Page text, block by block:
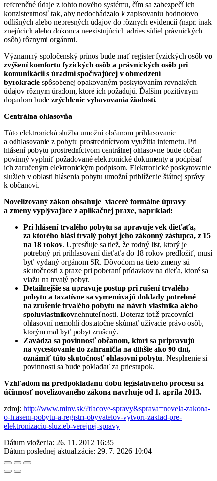
referenčné údaje z tohto nového systému, čím sa zabezpečí ich
konzistentnosť tak, aby nedochádzalo k zapisovaniu hodnotovo
odlišných alebo nepresných údajov do rôznych evidencií (napr. inak
znejúcich alebo dokonca neexistujúcich adries sídiel právnických
osôb) rôznymi orgánmi.
Významný spoločenský prínos bude mať register fyzických osôb vo
zvýšení komfortu fyzických osôb a právnických osôb pri
komunikácii s úradmi spočívajúcej v obmedzení
byrokracie spôsobenej opakovaným poskytovaním rovnakých
údajov rôznym úradom, ktoré ich požadujú. Ďalším pozitívnym
dopadom bude zrýchlenie vybavovania žiadostí.
Centrálna ohlasovňa
Táto elektronická služba umožní občanom prihlasovanie
a odhlasovanie z pobytu prostredníctvom využitia internetu. Pri
hlásení pobytu prostredníctvom centrálnej ohlasovne bude občan
povinný vyplniť požadované elektronické dokumenty a podpísať
ich zaručeným elektronickým podpisom. Elektronické poskytovanie
služieb v oblasti hlásenia pobytu umožní priblíženie štátnej správy
k občanovi.
Novelizovaný zákon obsahuje viaceré formálne úpravy
a zmeny vyplývajúce z aplikačnej praxe, napríklad:
Pri hlásení trvalého pobytu sa upravuje vek dieťaťa,
za ktorého hlási trvalý pobyt jeho zákonný zástupca, z 15
na 18 rokov. Upresňuje sa tiež, že rodný list, ktorý je
potrebný pri prihlasovaní dieťaťa do 18 rokov predložiť, musí
byť vydaný orgánom SR. Dôvodom na tieto zmeny sú
skutočnosti z praxe pri poberaní prídavkov na dieťa, ktoré sa
viažu na trvalý pobyt.
Detailnejšie sa upravuje postup pri rušení trvalého
pobytu a taxatívne sa vymenúvajú doklady potrebné
na zrušenie trvalého pobytu na návrh vlastníka alebo
spoluvlastníkovnehnuteľnosti. Doteraz totiž pracovníci
ohlasovní nemohli dostatočne skúmať užívacie právo osôb,
ktorým mal byť pobyt zrušený.
Zavádza sa povinnosť občanom, ktorí sa pripravujú
na vycestovanie do zahraničia na dlhšie ako 90 dní,
oznámiť túto skutočnosť ohlasovni pobytu. Nesplnenie si
povinnosti sa bude pokladať za priestupok.
Vzhľadom na predpokladanú dobu legislatívneho procesu sa
účinnosť novelizovaného zákona navrhuje od 1. apríla 2013.
zdroj: http://www.minv.sk/?tlacove-spravy&sprava=novela-zakona-
o-hlaseni-pobytu-a-registri-obyvatelov-vytvori-zaklad-pre-
elektronizaciu-sluzieb-verejnej-spravy
Dátum vloženia: 26. 11. 2012 16:35
Dátum poslednej aktualizácie: 29. 7. 2026 10:04